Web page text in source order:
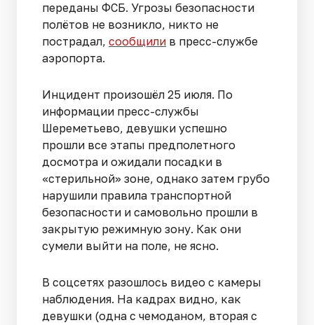
переданы ФСБ. Угрозы безопасности
полётов не возникло, никто не
пострадал, сообщили в пресс-службе
аэропорта.
Инцидент произошёл 25 июля. По
информации пресс-службы
Шереметьево, девушки успешно
прошли все этапы предполетного
досмотра и ожидали посадки в
«стерильной» зоне, однако затем грубо
нарушили правила транспортной
безопасности и самовольно прошли в
закрытую режимную зону. Как они
сумели выйти на поле, не ясно.
В соцсетях разошлось видео с камеры
наблюдения. На кадрах видно, как
девушки (одна с чемоданом, вторая с